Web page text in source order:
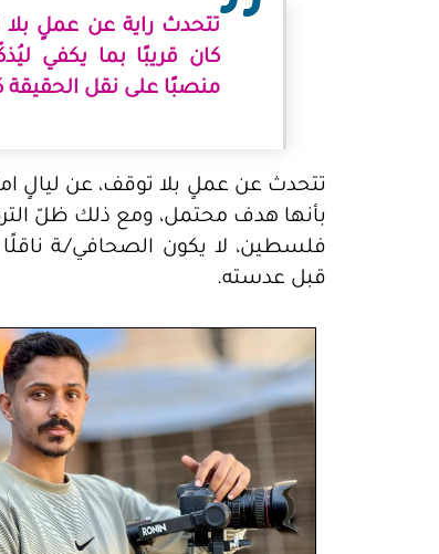
تتحدث راية عن عملٍ
كان قريبًا بما يكفي
منصبًا على نقل الحقيقة
تتحدث عن عملٍ بلا توقف، عن ليالٍ
بأنها هدف محتمل، ومع ذلك ظلّ
فلسطين، لا يكون الصحافي/ـة
قبل عدسته.